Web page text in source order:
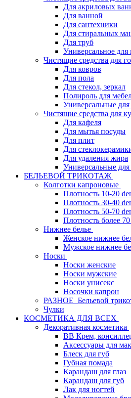
Для акриловых
Для ванной
Для сантехники
Для стиральных
Для труб
Универсальное для
Чистящие средства для
Для ковров
Для пола
Для стекол, зеркал
Полироль для
Универсальные
Чистящие средства для
Для кафеля
Для мытья посуды
Для плит
Для
Для удаления жира
Универсальные
БЕЛЬЕВОЙ ТРИКОТАЖ
Колготки капроновые
Плотность 10-20
Плотность 30-40
Плотность 50-70
Плотность более
Нижнее белье
Женское нижнее
Мужское нижнее
Носки
Носки женские
Носки мужские
Носки унисекс
Носочки капрон
РАЗНОЕ_Бельевой
Чулки
КОСМЕТИКА ДЛЯ ВСЕХ
Декоративная косметика
BB Крем,
Аксессуары для
Блеск для губ
Губная помада
Карандаш для глаз
Карандаш для губ
Лак для ногтей